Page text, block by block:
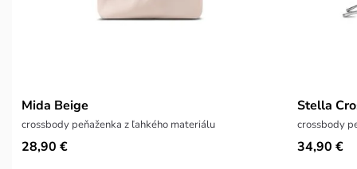
Mida Beige
crossbody peňaženka z ľahkého materiálu
28,90 €
Stella
crossbody
34,90 €